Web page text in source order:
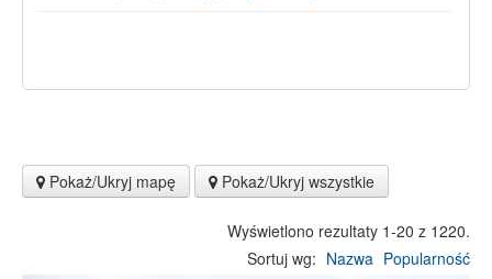
Pokaż/Ukryj mapę Pokaż/Ukryj wszystkie
Wyświetlono rezultaty 1-20 z 1220.
Sortuj wg: Nazwa Popularność